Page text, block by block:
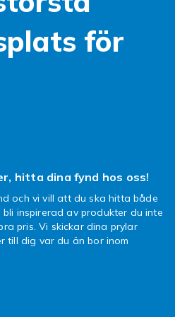
Pro Max. Oavsett om
skärmskydd eller
kompatibla alternativ
kompatibla
från tunna
design som passar din
att skalet har rätt
13 Pro Max:s kamera
iPhone 13
för
hitta dina fynd hos oss!
och vi vill att du ska hitta både
inspirerad av produkter du inte
pris. Vi skickar dina prylar
till dig var du än bor inom